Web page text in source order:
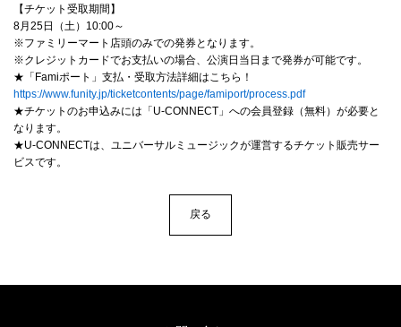
【チケット受取期間】
8月25日（土）10:00～
※ファミリーマート店頭のみでの発券となります。
※クレジットカードでお支払いの場合、公演日当日まで発券が可能です。
★「Famiポート」支払・受取方法詳細はこちら！
https://www.funity.jp/ticketcontents/page/famiport/process.pdf
★チケットのお申込みには「U-CONNECT」への会員登録（無料）が必要と
なります。
★U-CONNECTは、ユニバーサルミュージックが運営するチケット販売サー
ビスです。
戻る